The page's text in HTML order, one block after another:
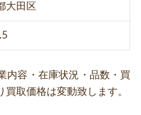
大田区
内容・在庫状況・品数・買
取価格は変動致します。